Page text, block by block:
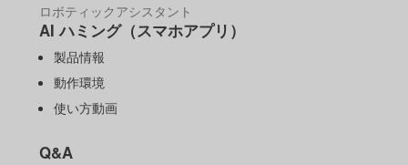
ロボティックアシスタント
AI ハミング（スマホアプリ）
製品情報
動作環境
使い方動画
Q&A